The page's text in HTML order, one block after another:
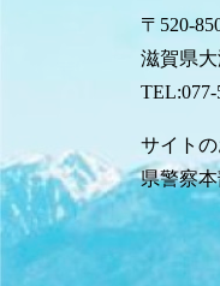
〒520-
滋賀県
TEL:077-
サイト
県警察